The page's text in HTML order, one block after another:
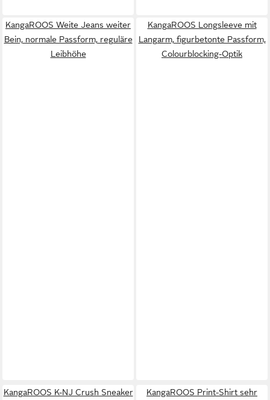
KangaROOS Weite Jeans weiter
Bein, normale Passform, reguläre
Leibhöhe
KangaROOS Longsleeve mit
Langarm, figurbetonte Passform,
Colourblocking-Optik
KangaROOS K-NJ Crush Sneaker KangaROOS Print-Shirt sehr